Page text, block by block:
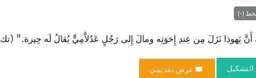
(-)
يَهوذا نَزَلَ مِن عِندِ إِخوَتِه ومالَ إِلى رَجُلٍ عَدُلاَّمِيٍّ يُقالُ لَه حِيرة." (تك 38: 1).
عرض تقديمي